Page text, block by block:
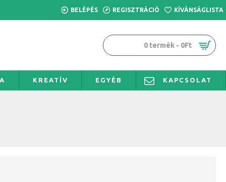
BELÉPÉS REGISZTRÁCIÓ KÍVÁNSÁGLISTA
0 termék - 0Ft
KREATÍV EGYÉB KAPCSOLAT